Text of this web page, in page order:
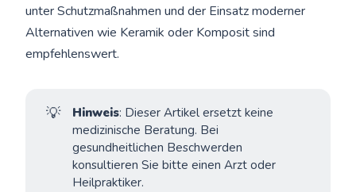
unter Schutzmaßnahmen und der Einsatz moderner
Alternativen wie Keramik oder Komposit sind
empfehlenswert.
💡 Hinweis: Dieser Artikel ersetzt keine
medizinische Beratung. Bei
gesundheitlichen Beschwerden
konsultieren Sie bitte einen Arzt oder
Heilpraktiker.